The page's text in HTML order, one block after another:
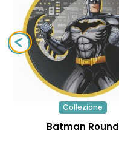
Collezione
Batman Round